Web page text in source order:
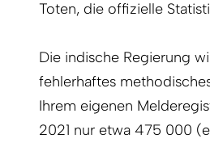
Toten, die offizielle
Die indische Regierung
fehlerhaftes
Ihrem eigenen
2021 nur etwa 475 000